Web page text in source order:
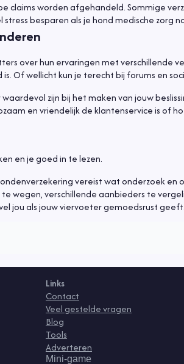
claims worden afgehandeld. Sommige
besparen als je hond medische zorg
over hun ervaringen met verschillende
Of wellicht kun je terecht bij forums en
zijn bij het maken van jouw
en vriendelijk de klantenservice is
en je goed in te lezen.
vereist wat onderzoek
wegen, verschillende aanbieders te
jou als jouw viervoeter gemoedsrust geeft.
Links
Contact
Veel gestelde vragen
Blog
Tools
Adverteren
Mini-game